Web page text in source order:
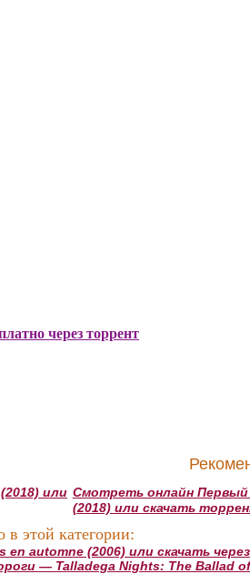
через торрент
или Смотреть онлайн Первый
(2018) или скачать
в этой категории:
automne (2006) или скачать
— Talladega Nights: The Ballad